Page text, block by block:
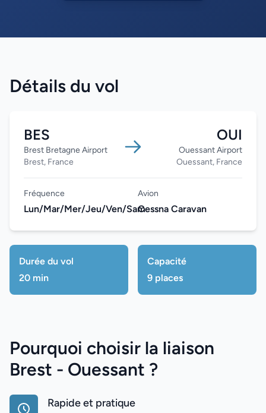
Détails du vol
BES
Brest Bretagne Airport
Brest, France
OUI
Ouessant Airport
Ouessant, France
Fréquence
Lun/Mar/Mer/Jeu/Ven/Sam
Avion
Cessna Caravan
Durée du vol
20 min
Capacité
9 places
Pourquoi choisir la liaison
Brest - Ouessant ?
Rapide et pratique